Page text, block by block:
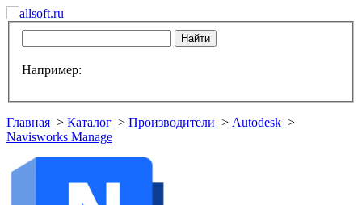
Например:
Главная > Каталог > Производители > Autodesk >
Navisworks Manage